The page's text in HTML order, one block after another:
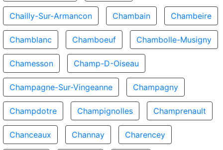
Chailly-Sur-Armancon Chambain Chambeire
Chamblanc Chamboeuf Chambolle-Musigny
Chamesson Champ-D-Oiseau
Champagne-Sur-Vingeanne Champagny
Champdotre Champignolles Champrenault
Chanceaux Channay Charencey